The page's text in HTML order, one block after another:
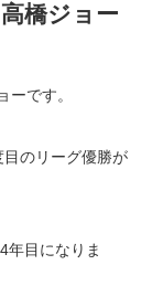
橋ジョー
です。
のリーグ優勝が
年目になりま